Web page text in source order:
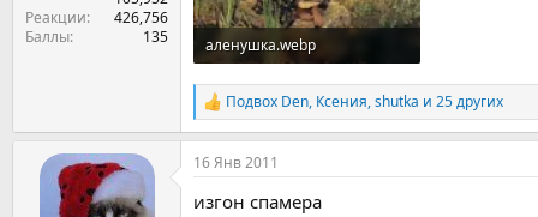
Реакции
426,756
Баллы
135
аленушка.webp
38.9 KB · Просмотры: 50
Р
е
а
к
и
Подвох Den, Ксения,shutka и 25 других
16 Янв 2011
изгон спамера